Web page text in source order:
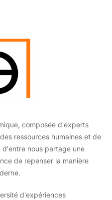
composée d'experts
ressources humaines et de
d'entre nous partage une
de repenser la manière
d'expériences